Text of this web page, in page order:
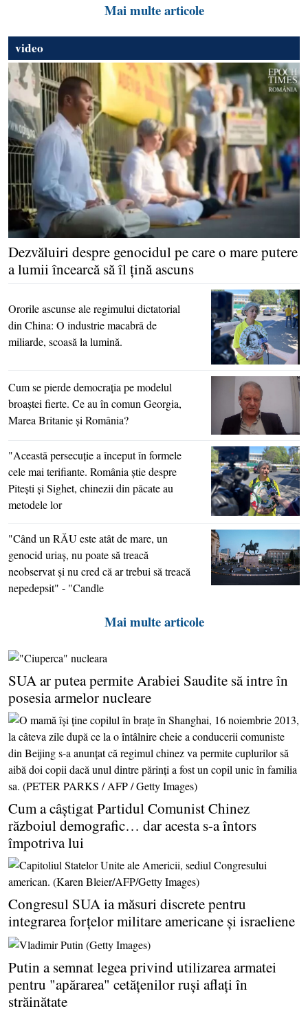
video
Dezvăluiri despre genocidul pe care o mare putere
a lumii încearcă să îl ţină ascuns
Ororile ascunse ale regimului dictatorial
din China: O industrie macabră de
miliarde, scoasă la lumină.
Cum se pierde democraţia pe modelul
broaştei fierte. Ce au în comun Georgia,
Marea Britanie şi România?
"Această persecuţie a început în formele
cele mai terifiante. România ştie despre
Piteşti şi Sighet, chinezii din păcate au
metodele lor
"Când un RĂU este atât de mare, un
genocid uriaş, nu poate să treacă
neobservat şi nu cred că ar trebui să treacă
nepedepsit" - "Candle
Mai multe articole
Mai multe articole
SUA ar putea permite Arabiei Saudite să intre în
posesia armelor nucleare
Cum a câştigat Partidul Comunist Chinez
războiul demografic… dar acesta s-a întors
împotriva lui
Congresul SUA ia măsuri discrete pentru
integrarea forţelor militare americane şi israeliene
Putin a semnat legea privind utilizarea armatei
pentru "apărarea" cetăţenilor ruşi aflaţi în
străinătate